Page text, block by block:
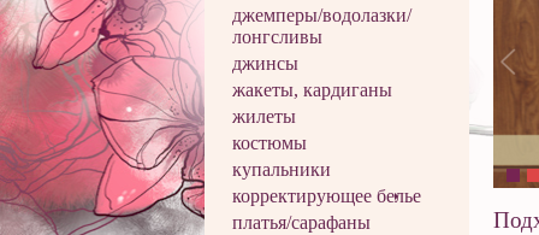
джемперы/водолазки/
лонгсливы
джинсы
жакеты, кардиганы
жилеты
костюмы
купальники
корректирующее белье
платья/сарафаны